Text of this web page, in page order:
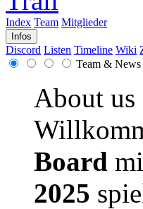
Index Team Mitglieder
Infos
Discord Listen Timeline Wiki
Team & News
About us
Board
2025